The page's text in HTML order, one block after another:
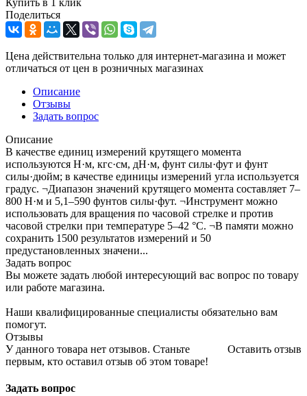
Поделиться
Цена действительна только для интернет-магазина и может
отличаться от цен в розничных магазинах
Описание
Отзывы
Задать вопрос
Описание
В качестве единиц измерений крутящего момента
используются Н·м, кгс·см, дН·м, фунт силы·фут и фунт
силы·дюйм; в качестве единицы измерений угла используется
градус. ¬Диапазон значений крутящего момента составляет 7–
800 Н·м и 5,1–590 фунтов силы·фут. ¬Инструмент можно
использовать для вращения по часовой стрелке и против
часовой стрелки при температуре 5–42 °C. ¬В памяти можно
сохранить 1500 результатов измерений и 50
предустановленных значени...
Задать вопрос
Вы можете задать любой интересующий вас вопрос по товару
или работе магазина.
Наши квалифицированные специалисты обязательно вам
помогут.
Отзывы
Оставить отзыв
У данного товара нет отзывов. Станьте
первым, кто оставил отзыв об этом товаре!
Задать вопрос